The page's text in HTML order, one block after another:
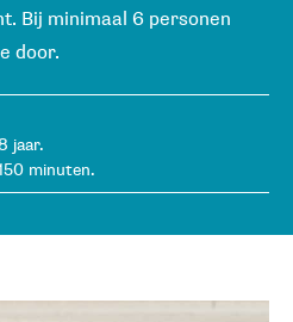
Bij minimaal 6 personen
door.
jaar.
minuten.